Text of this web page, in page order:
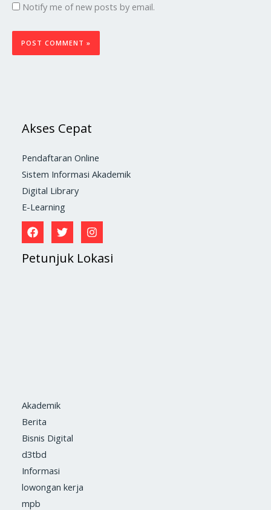
Notify me of new posts by email.
Akses Cepat
Pendaftaran Online
Sistem Informasi Akademik
Digital Library
E-Learning
Petunjuk Lokasi
Akademik
Berita
Bisnis Digital
d3tbd
Informasi
lowongan kerja
mpb